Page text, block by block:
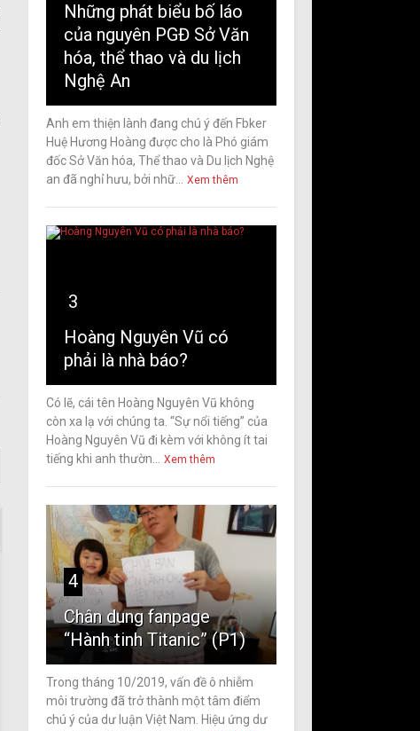
Những phát biểu bố láo
của nguyên PGĐ Sở Văn
hóa, thể thao và du lịch
Nghệ An
Anh em thiện lành đang chú ý đến Fbker
Huệ Hương Hoàng được cho là Phó giám
đốc Sở Văn hóa, Thể thao và Du lịch Nghệ
an đã nghỉ hưu, bởi nhữ...
Xem thêm
3
Hoàng Nguyên Vũ có
phải là nhà báo?
Có lẽ, cái tên Hoàng Nguyên Vũ không
còn xa lạ với chúng ta. “Sự nổi tiếng” của
Hoàng Nguyên Vũ đi kèm với không ít tai
tiếng khi anh thườn...
Xem thêm
4
Chân dung fanpage
“Hành tinh Titanic” (P1)
Trong tháng 10/2019, vấn đề ô nhiễm
môi trường đã trở thành một tâm điểm
chú ý của dư luận Việt Nam. Hiệu ứng dư